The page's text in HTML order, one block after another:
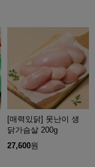
[매력있닭] 못난이 생
닭가슴살 200g
27,600원